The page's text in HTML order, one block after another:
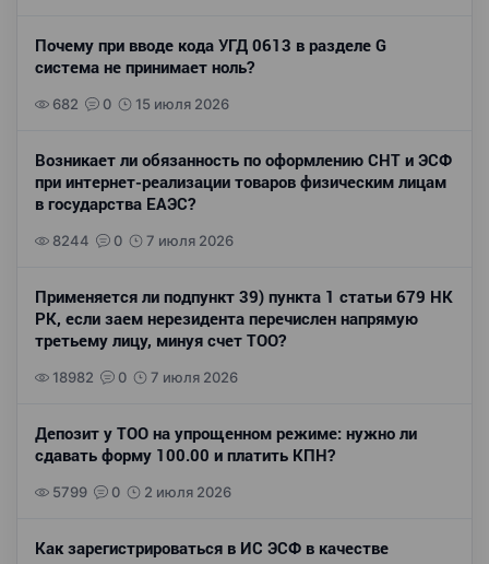
Почему при вводе кода УГД 0613 в разделе G
система не принимает ноль?
682 0 15 июля 2026
Возникает ли обязанность по оформлению СНТ и ЭСФ
при интернет-реализации товаров физическим лицам
в государства ЕАЭС?
8244 0 7 июля 2026
Применяется ли подпункт 39) пункта 1 статьи 679 НК
РК, если заем нерезидента перечислен напрямую
третьему лицу, минуя счет ТОО?
18982 0 7 июля 2026
Депозит у ТОО на упрощенном режиме: нужно ли
сдавать форму 100.00 и платить КПН?
5799 0 2 июля 2026
Как зарегистрироваться в ИС ЭСФ в качестве